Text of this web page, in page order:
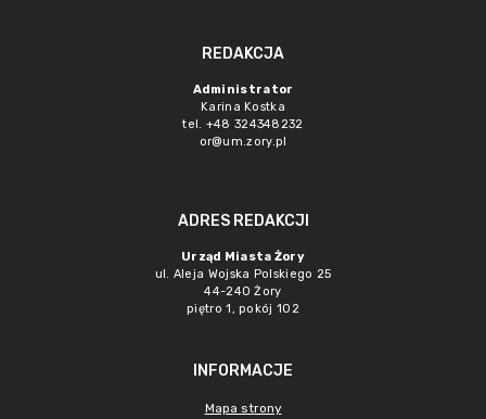
REDAKCJA
Administrator
Karina Kostka
tel. +48 324348232
or@um.zory.pl
ADRES REDAKCJI
Urząd Miasta Żory
ul. Aleja Wojska Polskiego 25
44-240 Żory
piętro 1, pokój 102
INFORMACJE
Mapa strony